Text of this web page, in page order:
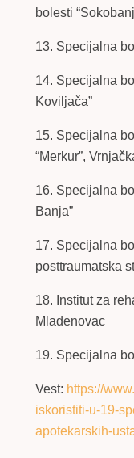
bolesti
13. Specijalna
14. Specijalna
Koviljača”
15. Specijalna
“Merkur”,
16. Specijalna
Banja”
17. Specijalna
posttraumatska
18. Institut za
Mladenovac
19. Specijalna
Vest: https://
iskoristiti-u-19-
apotekarskih-